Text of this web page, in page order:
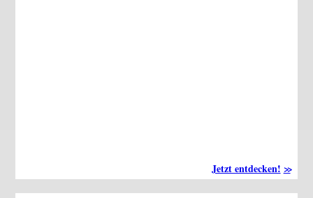
Jetzt entdecken!